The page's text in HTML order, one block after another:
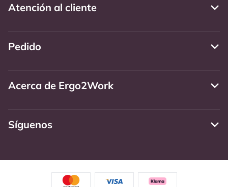
Atención al cliente
Pedido
Acerca de Ergo2Work
Síguenos